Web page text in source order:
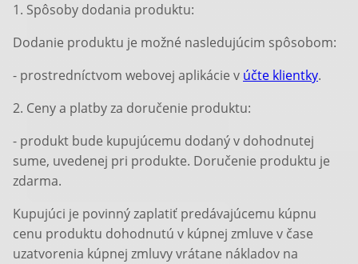
1. Spôsoby dodania produktu:
Dodanie produktu je možné nasledujúcim spôsobom:
- prostredníctvom webovej aplikácie v účte klientky.
2. Ceny a platby za doručenie produktu:
- produkt bude kupujúcemu dodaný v dohodnutej
sume, uvedenej pri produkte. Doručenie produktu je
zdarma.
Kupujúci je povinný zaplatiť predávajúcemu kúpnu
cenu produktu dohodnutú v kúpnej zmluve v čase
uzatvorenia kúpnej zmluvy vrátane nákladov na